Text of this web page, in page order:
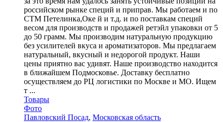
российском рынке специй и приправ. Мы работаем и по
СТМ Петелинка,Оке й и т.д. и по поставкам специй
весом для производств и продажей ретэйл упаковки от 5
до 50 грамм. Мы производим натуральную продукцию
без усилителей вкуса и ароматизаторов. Мы предлагаем
натуральный, вкусный и недорогой продукт. Наши
цены приятно вас удивят. Наше производство находится
в ближайшем Подмосковье. Доставку бесплатно
осуществляем до РЦ логистики по Москве и МО. Ищем
т ...
Товары
Фото
Павловский Посад, Московская область